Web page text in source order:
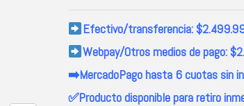
Efectivo/transferencia:
Webpay/Otros medios de pago:
➡️MercadoPago hasta 6 cuotas sin
✅Producto disponible para retiro